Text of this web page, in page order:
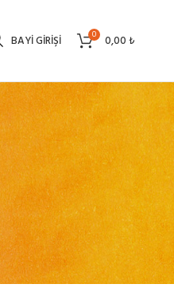
BAYI GIRIŞI 0 0,00₺